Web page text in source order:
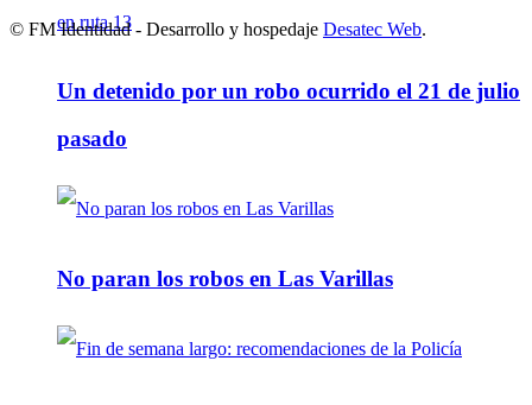
Un detenido por un robo ocurrido el 21 de julio
pasado
No paran los robos en Las Varillas
© FM Identidad - Desarrollo y hospedaje Desatec Web.